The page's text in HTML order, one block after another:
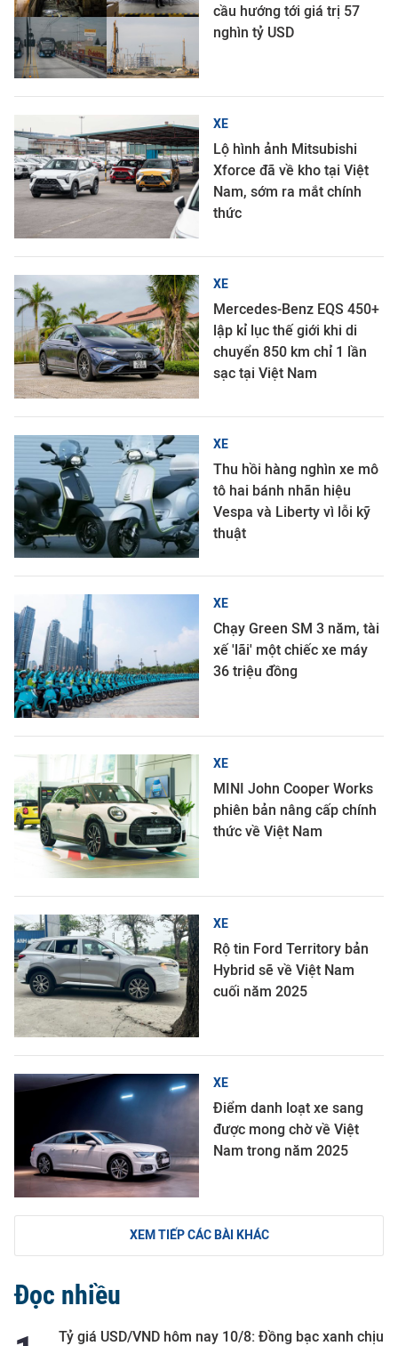
cầu hướng tới giá trị 57
nghìn tỷ USD
XE
Lộ hình ảnh Mitsubishi
Xforce đã về kho tại Việt
Nam, sớm ra mắt chính
thức
XE
Mercedes-Benz EQS 450+
lập kỉ lục thế giới khi di
chuyển 850 km chỉ 1 lần
sạc tại Việt Nam
XE
Thu hồi hàng nghìn xe mô
tô hai bánh nhãn hiệu
Vespa và Liberty vì lỗi kỹ
thuật
XE
Chạy Green SM 3 năm, tài
xế 'lãi' một chiếc xe máy
36 triệu đồng
XE
MINI John Cooper Works
phiên bản nâng cấp chính
thức về Việt Nam
XE
Rộ tin Ford Territory bản
Hybrid sẽ về Việt Nam
cuối năm 2025
XE
Điểm danh loạt xe sang
được mong chờ về Việt
Nam trong năm 2025
XEM TIẾP CÁC BÀI KHÁC
Đọc nhiều
Tỷ giá USD/VND hôm nay 10/8: Đồng bạc xanh chịu